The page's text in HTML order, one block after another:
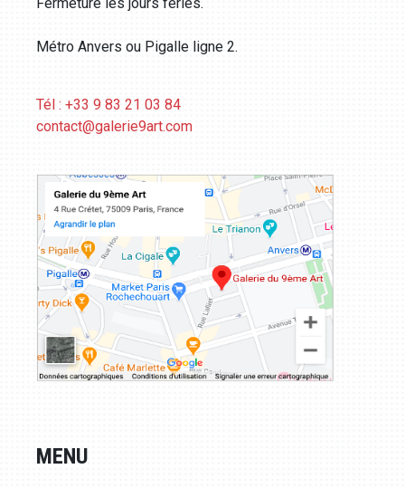
Métro Anvers ou Pigalle ligne 2.
Tél : +33 9 83 21 03 84
contact@galerie9art.com
MENU